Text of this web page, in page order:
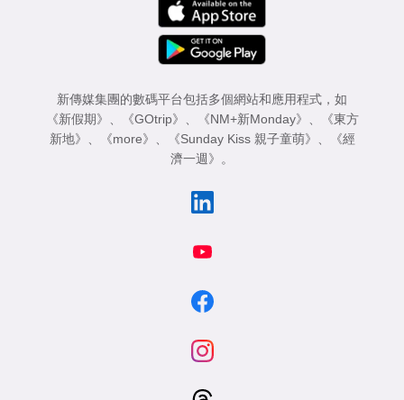
新傳媒集團的數碼平台包括多個網站和應用程式，如
《新假期》
《GOtrip》 《NM+新Monday》
《東方
新地》
《more》 《Sunday Kiss 親子童萌》
《經
濟一週》
。